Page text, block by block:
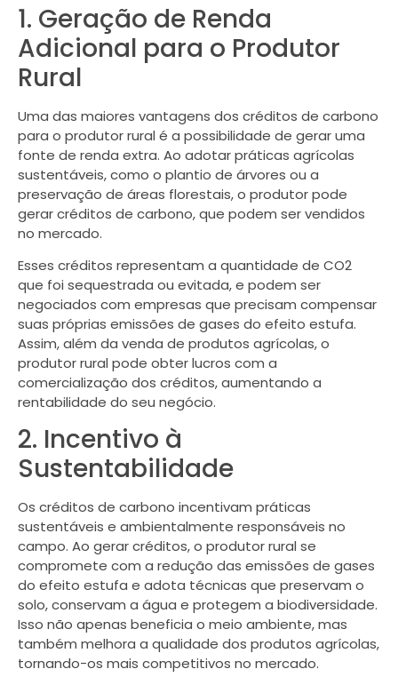
1. Geração de Renda
Adicional para o Produtor
Rural
Uma das maiores vantagens dos créditos de carbono
para o produtor rural é a possibilidade de gerar uma
fonte de renda extra. Ao adotar práticas agrícolas
sustentáveis, como o plantio de árvores ou a
preservação de áreas florestais, o produtor pode
gerar créditos de carbono, que podem ser vendidos
no mercado.
Esses créditos representam a quantidade de CO2
que foi sequestrada ou evitada, e podem ser
negociados com empresas que precisam compensar
suas próprias emissões de gases do efeito estufa.
Assim, além da venda de produtos agrícolas, o
produtor rural pode obter lucros com a
comercialização dos créditos, aumentando a
rentabilidade do seu negócio.
2. Incentivo à
Sustentabilidade
Os créditos de carbono incentivam práticas
sustentáveis e ambientalmente responsáveis no
campo. Ao gerar créditos, o produtor rural se
compromete com a redução das emissões de gases
do efeito estufa e adota técnicas que preservam o
solo, conservam a água e protegem a biodiversidade.
Isso não apenas beneficia o meio ambiente, mas
também melhora a qualidade dos produtos agrícolas,
tornando-os mais competitivos no mercado.